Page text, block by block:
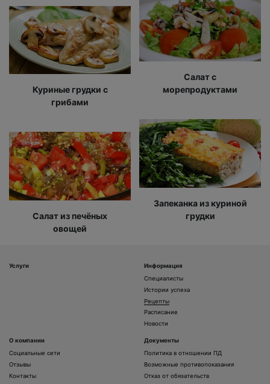
Куриные грудки с
грибами
Салат из печёных
овощей
Салат с
морепродуктами
Запеканка из куриной
грудки
Услуги
Информация
Специалисты
Истории успеха
Рецепты
Расписание
Новости
О компании
Социальные сети
Отзывы
Контакты
Документы
Политика в отношении ПД
Возможные противопоказания
Отказ от обязательств